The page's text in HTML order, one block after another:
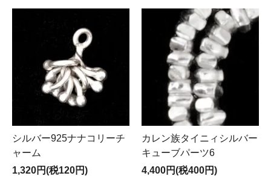
シルバー925ナナコリーチ
ャーム
1,320円(税120円)
カレン族タイニィシルバー
キューブパーツ6
4,400円(税400円)